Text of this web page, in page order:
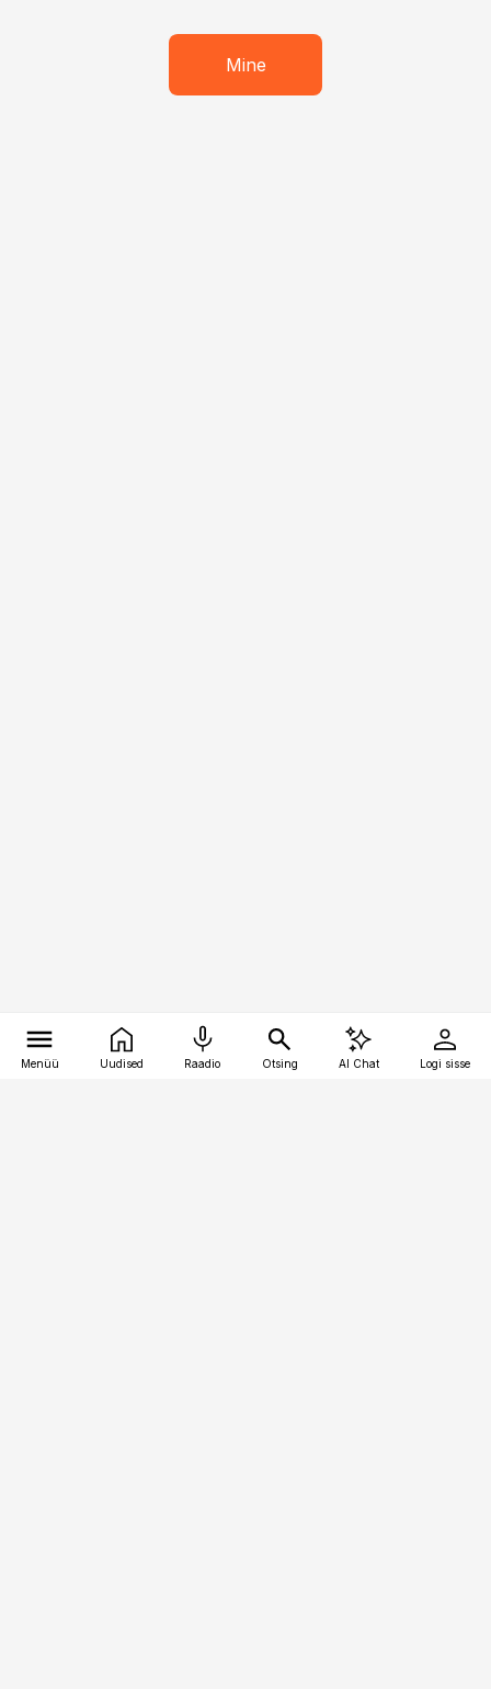
Mine
Menüü Uudised Raadio Otsing AI Chat Logi sisse